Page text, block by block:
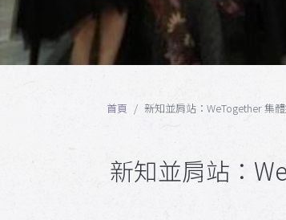
首頁 新知並肩站：WeTogether 集
新知並肩站：